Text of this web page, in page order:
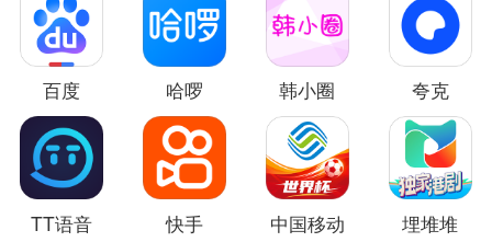
百度 哈啰 韩小圈 夸克
TT语音 快手 中国移动 埋堆堆